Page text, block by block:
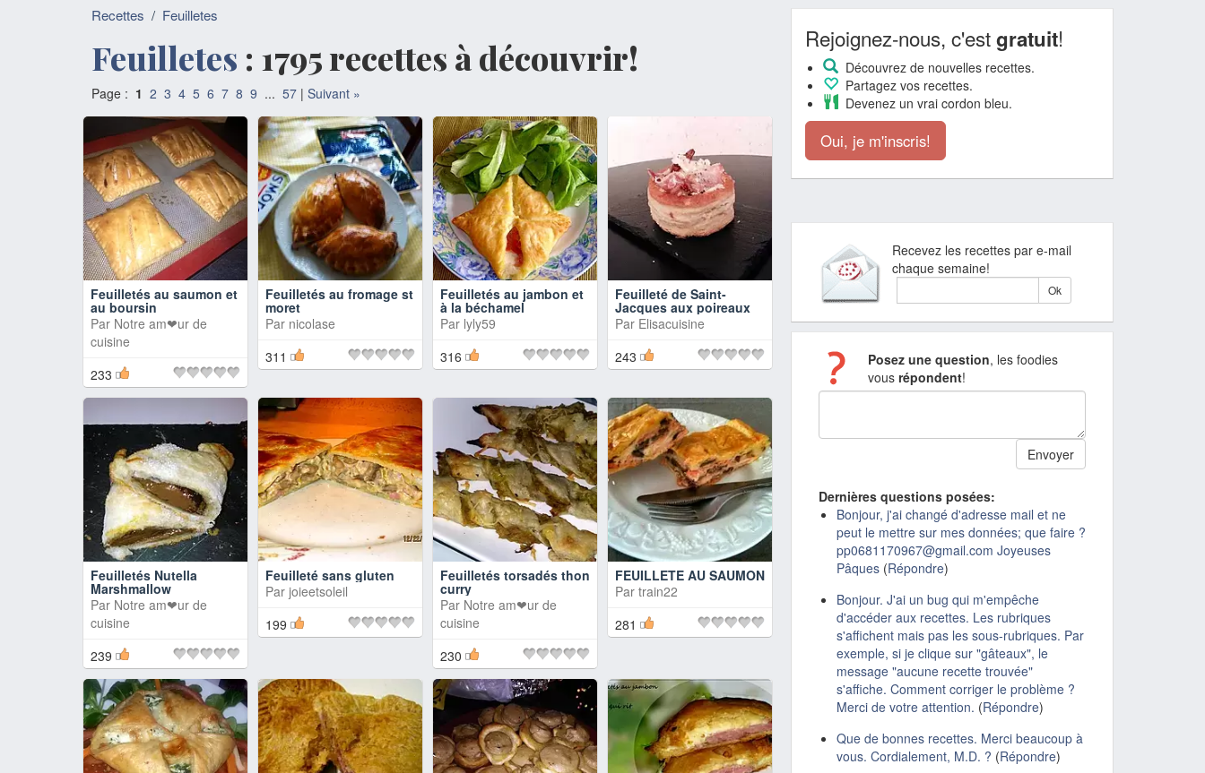
Recettes / Feuilletes
Feuilletes : 1795 recettes à découvrir!
Page : 1 2 3 4 5 6 7 8 9 ... 57 | Suivant »
Feuilletés au saumon et
au boursin
Par Notre am❤ur de
cuisine
233
Feuilletés au fromage st
moret
Par nicolase
311
Feuilletés au jambon et
à la béchamel
Par lyly59
316
Feuilleté de Saint-
Jacques aux poireaux
Par Elisacuisine
243
Feuilletés Nutella
Marshmallow
Par Notre am❤ur de
cuisine
239
Feuilleté sans gluten
Par joieetsoleil
199
Feuilletés torsadés thon
curry
Par Notre am❤ur de
cuisine
230
FEUILLETE AU SAUMON
Par train22
281
Rejoignez-nous, c'estgratuit!
Découvrez de nouvelles recettes.
Partagez vos recettes.
Devenez un vrai cordon bleu.
Oui, je m'inscris!
Recevez les recettes par e-mail
chaque semaine!
Posez une question, les foodies
vous répondent!
Dernières questions posées:
Bonjour, j'ai changé d'adresse mail et ne
peut le mettre sur mes données; que faire ?
pp0681170967@gmail.com Joyeuses
Pâques (Répondre)
Bonjour. J'ai un bug qui m'empêche
d'accéder aux recettes. Les rubriques
s'affichent mais pas les sous-rubriques. Par
exemple, si je clique sur "gâteaux", le
message "aucune recette trouvée"
s'affiche. Comment corriger le problème ?
Merci de votre attention. (Répondre)
Que de bonnes recettes. Merci beaucoup à
vous. Cordialement, M.D. ? (Répondre)